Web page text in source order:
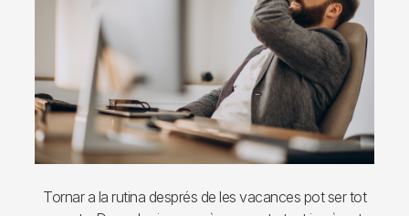
Tornar a la rutina després de les vacances pot ser tot